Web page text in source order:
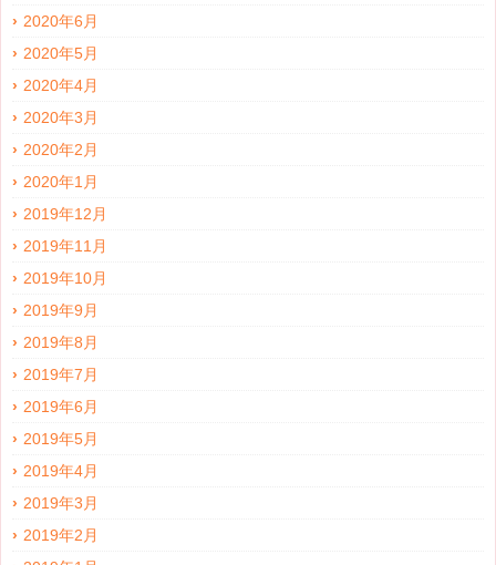
2020年6月
2020年5月
2020年4月
2020年3月
2020年2月
2020年1月
2019年12月
2019年11月
2019年10月
2019年9月
2019年8月
2019年7月
2019年6月
2019年5月
2019年4月
2019年3月
2019年2月